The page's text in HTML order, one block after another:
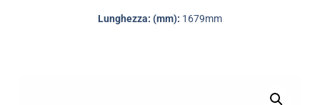
Lunghezza: (mm): 1679mm